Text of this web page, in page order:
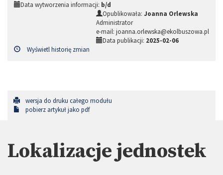
Data wytworzenia informacji: b/d
Opublikowała: Joanna Orlewska
Administrator
e-mail: joanna.orlewska@ekolbuszowa.pl
Data publikacji: 2025-02-06
Wyświetl historię zmian
wersja do druku całego modułu
pobierz artykuł jako pdf
Lokalizacje jednostek